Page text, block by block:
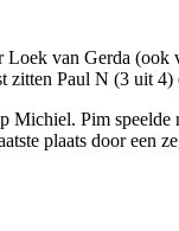
van Gerda
zitten Paul N (3 uit
Pim
plaats door een